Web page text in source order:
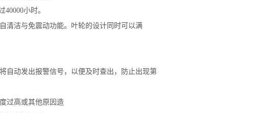
小时。
洁与免震动功能。叶轮的设计同时可以满
动发出报警信号，以便及时查出，防止出现第
过高或其他原因造